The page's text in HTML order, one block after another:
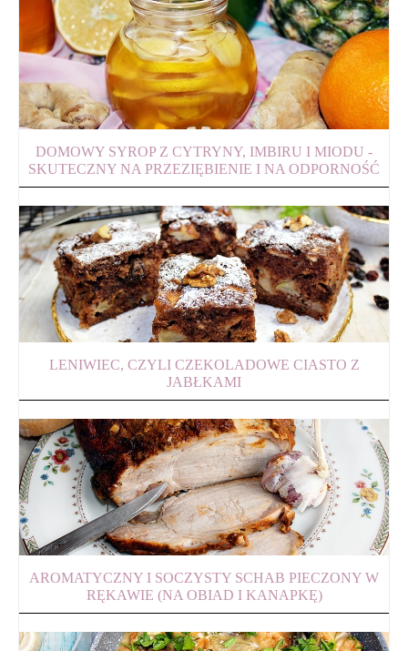
DOMOWY SYROP Z CYTRYNY, IMBIRU I MIODU -
SKUTECZNY NA PRZEZIĘBIENIE I NA ODPORNOŚĆ
LENIWIEC, CZYLI CZEKOLADOWE CIASTO Z
JABŁKAMI
AROMATYCZNY I SOCZYSTY SCHAB PIECZONY W
RĘKAWIE (NA OBIAD I KANAPKĘ)